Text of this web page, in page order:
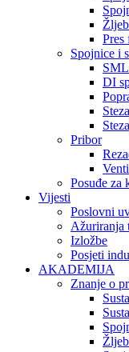
Pres
Spojnice i
DI
Pribor
Posuđe za
Vijesti
Poslovni
Ažuriranja
Izložbe
Posjeti
AKADEMIJA
Znanje o